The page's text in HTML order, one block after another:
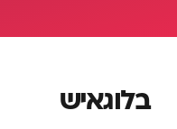
בלוגאיש